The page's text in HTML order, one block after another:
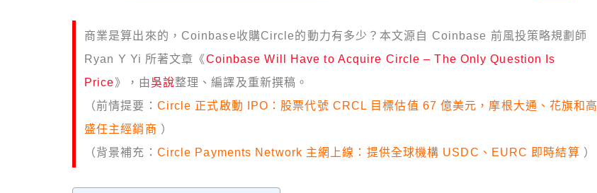
商業是算出來的，Coinbase收購Circle的動力有多少？本文源自 Coinbase 前風投策略規劃師
Ryan Y Yi 所著文章《Coinbase Will Have to Acquire Circle – The Only Question Is
Price》，由吳說整理、編譯及重新撰稿。
（前情提要： Circle 正式啟動 IPO：股票代號 CRCL 目標估值 67 億美元，摩根大通、花旗和高
盛任主經銷商 ）
（背景補充： Circle Payments Network 主網上線：提供全球機構 USDC、EURC 即時結算 ）